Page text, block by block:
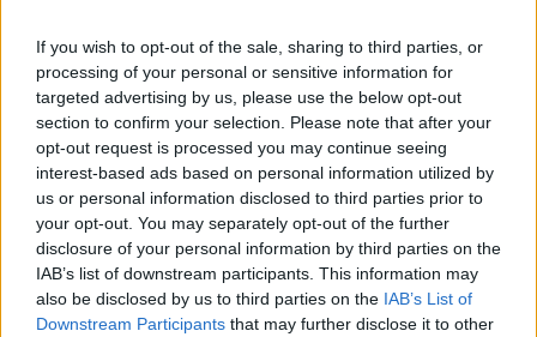
If you wish to opt-out of the sale, sharing to third parties, or
processing of your personal or sensitive information for
targeted advertising by us, please use the below opt-out
section to confirm your selection. Please note that after your
opt-out request is processed you may continue seeing
interest-based ads based on personal information utilized by
us or personal information disclosed to third parties prior to
your opt-out. You may separately opt-out of the further
disclosure of your personal information by third parties on the
IAB’s list of downstream participants. This information may
also be disclosed by us to third parties on the IAB’s List of
Downstream Participants that may further disclose it to other
Δεύτερη πηγή εισοδήματος για τους επαγγελματίες
ψαράδες ο αλιευτικός τουρισμός
Ειδήσεις • πριν 14 λεπτά
Ακαθάριστα οικόπεδα: Τι γίνεται όταν ο ιδιοκτήτης
δεν τα καθαρίσει – Πώς κινούνται δήμοι και ΠΣ,
ποιος πληρώνει τον λογαριασμό
Τοπικές Ειδήσεις• πριν 21 λεπτά
Πού κινούνται οι κρατήσεις last minute σε Ελλάδα